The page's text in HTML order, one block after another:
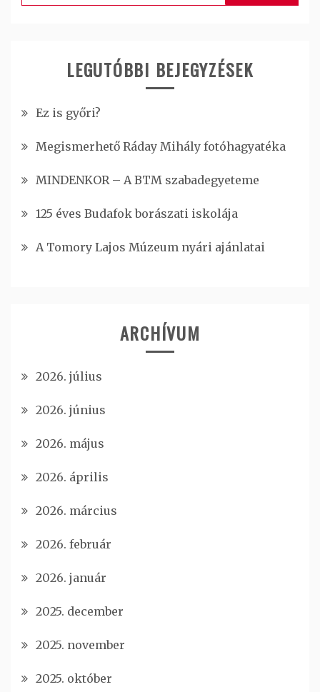
LEGUTÓBBI BEJEGYZÉSEK
Ez is győri?
Megismerhető Ráday Mihály fotóhagyatéka
MINDENKOR – A BTM szabadegyeteme
125 éves Budafok borászati iskolája
A Tomory Lajos Múzeum nyári ajánlatai
ARCHÍVUM
2026. július
2026. június
2026. május
2026. április
2026. március
2026. február
2026. január
2025. december
2025. november
2025. október